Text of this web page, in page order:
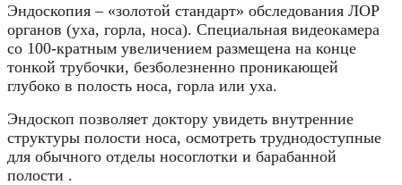
Эндоскопия – «золотой стандарт» обследования ЛОР
органов (уха, горла, носа). Специальная видеокамера
со 100-кратным увеличением размещена на конце
тонкой трубочки, безболезненно проникающей
глубоко в полость носа, горла или уха.
Эндоскоп позволяет доктору увидеть внутренние
структуры полости носа, осмотреть труднодоступные
для обычного отделы носоглотки и барабанной
полости .